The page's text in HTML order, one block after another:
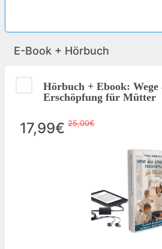
E-Book + Hörbuch
Hörbuch + Ebook: Wege
Erschöpfung für Mütter
25,00€
17,99€